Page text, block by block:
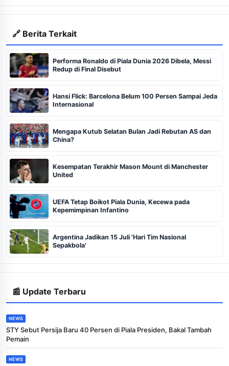
🔗 Berita Terkait
Performa Ronaldo di Piala Dunia 2026 Dibela, Messi
Redup di Final Disebut
Hansi Flick: Barcelona Belum 100 Persen Sampai Jeda
Internasional
Mengapa Kutub Selatan Bulan Jadi Rebutan AS dan
China?
Kesempatan Terakhir Mason Mount di Manchester
United
UEFA Tetap Boikot Piala Dunia, Kecewa pada
Kepemimpinan Infantino
Argentina Jadikan 15 Juli 'Hari Tim Nasional
Sepakbola'
📰 Update Terbaru
NEWS
STY Sebut Persija Baru 40 Persen di Piala Presiden, Bakal Tambah
Pemain
NEWS